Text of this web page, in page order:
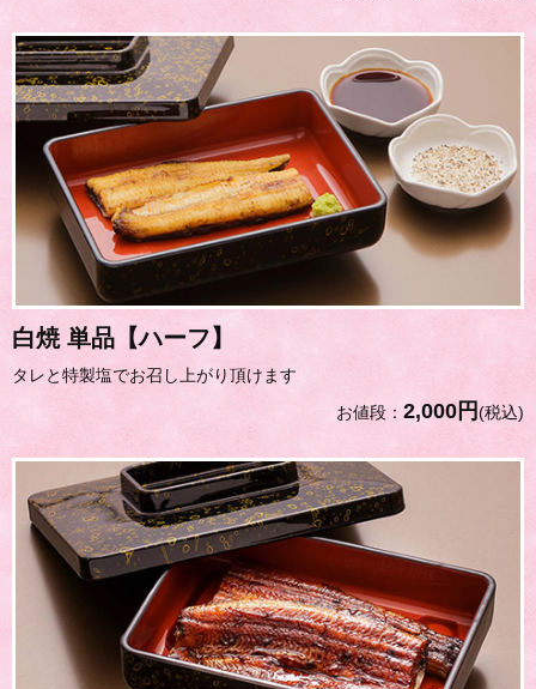
白焼 単品【ハーフ】
タレと特製塩でお召し上がり頂けます
お値段： 2,000円(税込)